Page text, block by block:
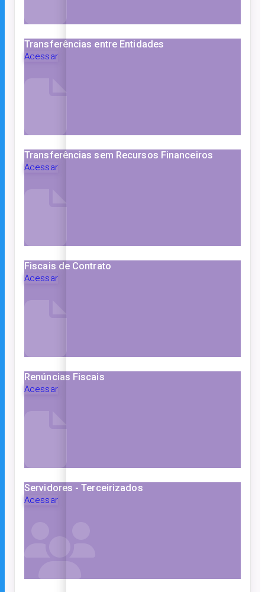
Transferências entre Entidades
Acessar
Transferências sem Recursos Financeiros
Acessar
Fiscais de Contrato
Acessar
Renúncias Fiscais
Acessar
Servidores - Terceirizados
Acessar